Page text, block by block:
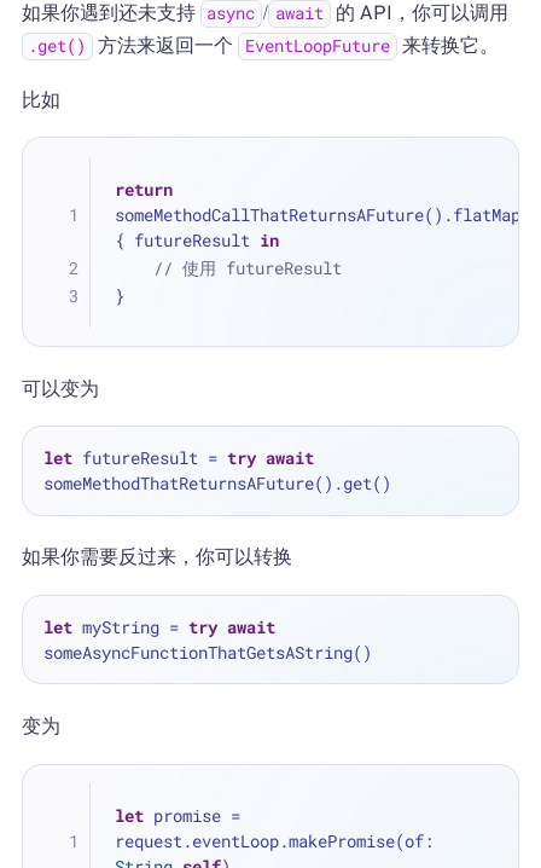
如果你遇到还未支持 async / await 的 API，你可以调用
.get() 方法来返回一个 EventLoopFuture 来转换它。
比如
return
someMethodCallThatReturnsAFuture().flatMap
{ futureResult in
// 使用 futureResult
}
可以变为
let futureResult = try await
如果你需要反过来，你可以转换
let myString = try await
变为
let promise =